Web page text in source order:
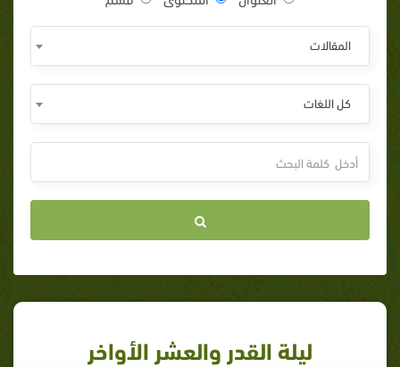
المقالات
كل اللغات
ليلة القدر والعشر الأواخر